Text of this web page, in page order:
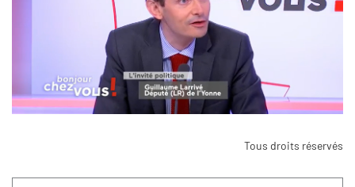
Tous droits réservés